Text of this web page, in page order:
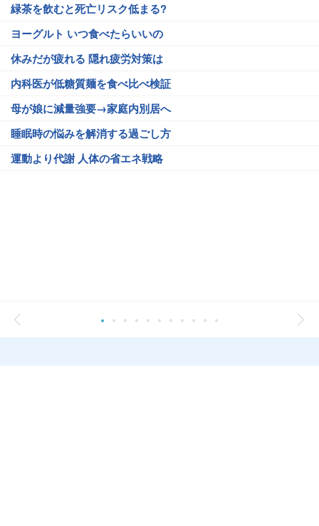
緑茶を飲むと死亡リスク低まる?
ヨーグルト いつ食べたらいいの
休みだが疲れる 隠れ疲労対策は
内科医が低糖質麺を食べ比べ検証
母が娘に減量強要→家庭内別居へ
睡眠時の悩みを解消する過ごし方
運動より代謝 人体の省エネ戦略